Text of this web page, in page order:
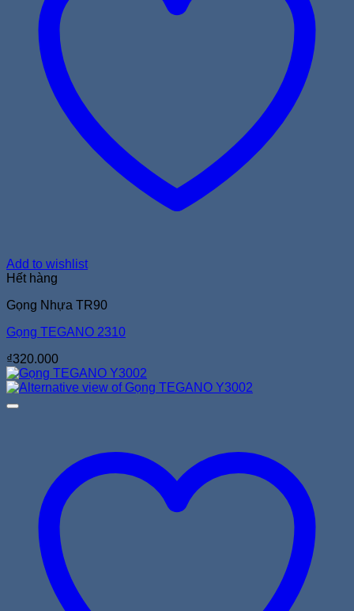
Add to wishlist
Hết hàng
Gọng Nhựa TR90
Gọng TEGANO 2310
₫320.000